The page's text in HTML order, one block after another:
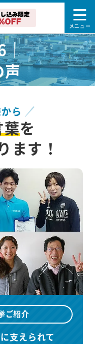
｜
声
ら
葉を
ます！
ご紹介
に支えられて